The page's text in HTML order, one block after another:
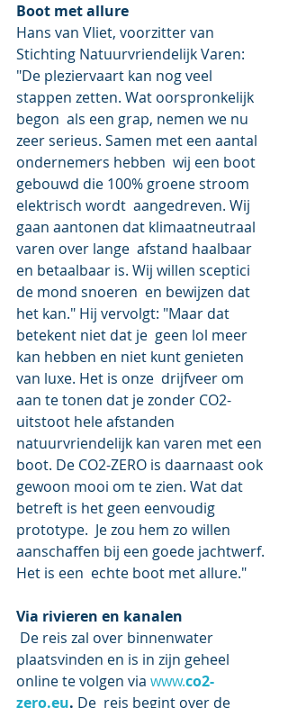
Boot met allure
Hans van Vliet, voorzitter van
Stichting Natuurvriendelijk Varen:
"De pleziervaart kan nog veel
stappen zetten. Wat oorspronkelijk
begon  als een grap, nemen we nu
zeer serieus. Samen met een aantal
ondernemers hebben  wij een boot
gebouwd die 100% groene stroom
elektrisch wordt  aangedreven. Wij
gaan aantonen dat klimaatneutraal
varen over lange  afstand haalbaar
en betaalbaar is. Wij willen sceptici
de mond snoeren  en bewijzen dat
het kan." Hij vervolgt: "Maar dat
betekent niet dat je  geen lol meer
kan hebben en niet kunt genieten
van luxe. Het is onze  drijfveer om
aan te tonen dat je zonder CO2-
uitstoot hele afstanden
natuurvriendelijk kan varen met een
boot. De CO2-ZERO is daarnaast ook
gewoon mooi om te zien. Wat dat
betreft is het geen eenvoudig
prototype.  Je zou hem zo willen
aanschaffen bij een goede jachtwerf.
Het is een  echte boot met allure."
Via rivieren en kanalen
plaatsvinden en is in zijn geheel
online te volgen via www.co2-
zero.eu. De  reis begint over de